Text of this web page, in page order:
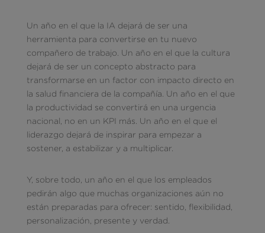
Un año en el que la IA dejará de ser una
herramienta para convertirse en tu nuevo
compañero de trabajo. Un año en el que la cultura
dejará de ser un concepto abstracto para
transformarse en un factor con impacto directo en
la salud financiera de la compañía. Un año en el que
la productividad se convertirá en una urgencia
nacional, no en un KPI más. Un año en el que el
liderazgo dejará de inspirar para empezar a
sostener, a estabilizar y a multiplicar.
Y, sobre todo, un año en el que los empleados
pedirán algo que muchas organizaciones aún no
están preparadas para ofrecer: sentido, flexibilidad,
personalización, presente y verdad.